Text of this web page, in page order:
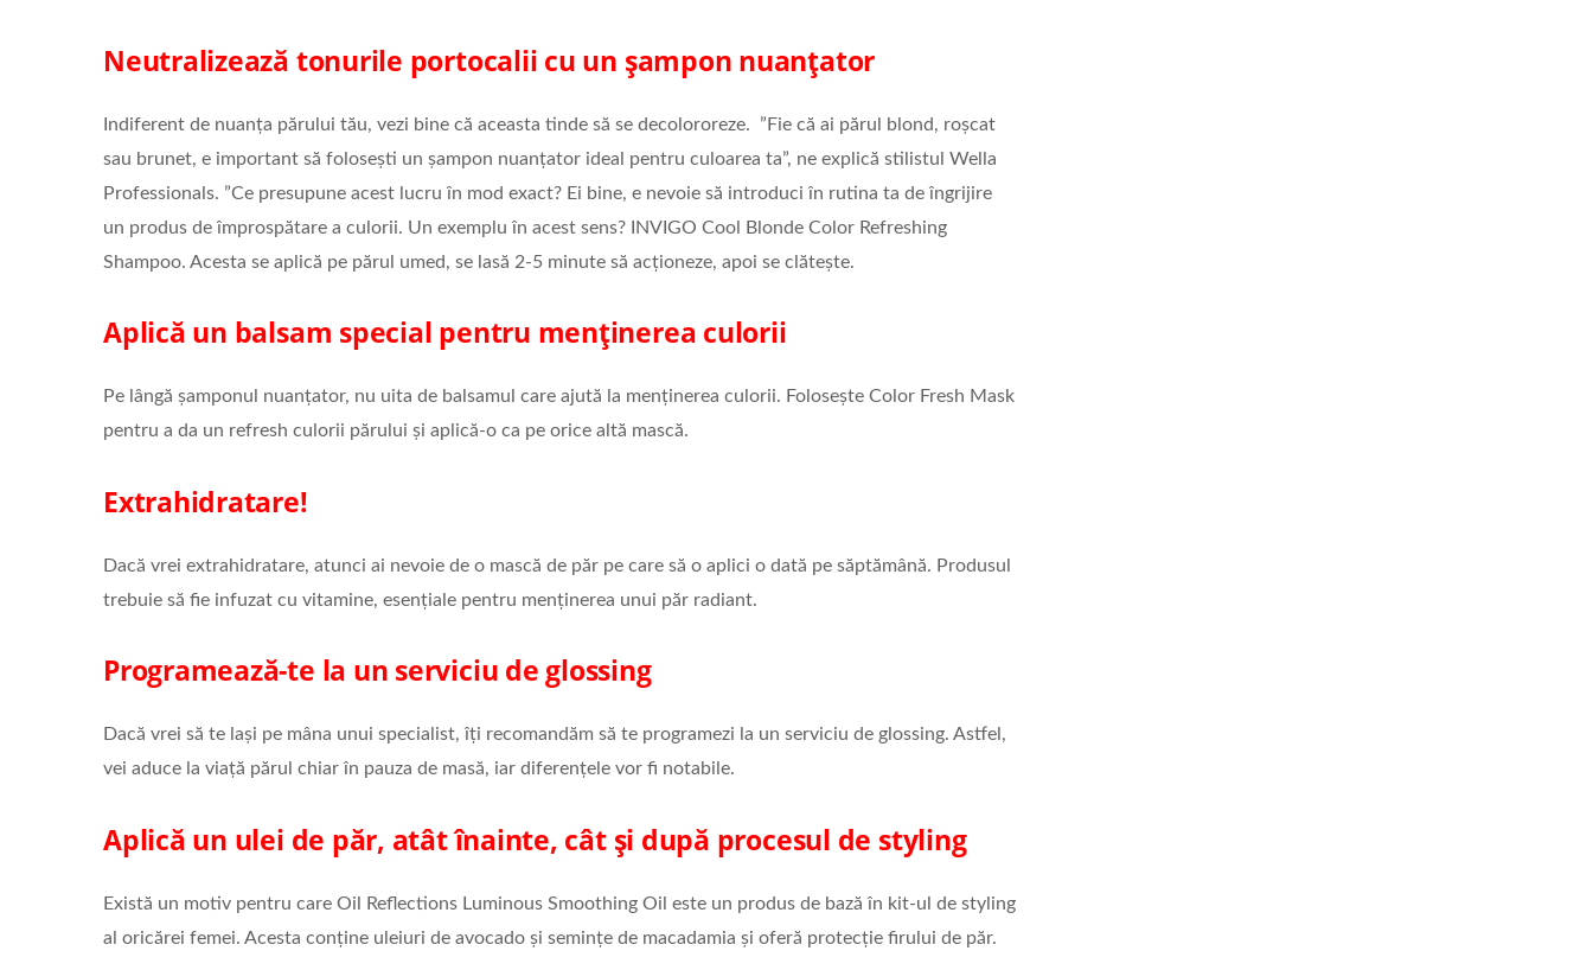
Neutralizează tonurile portocalii cu un șampon nuanțator
Indiferent de nuanța părului tău, vezi bine că aceasta tinde să se decolororeze. ”Fie că ai părul blond, roșcat
sau brunet, e important să folosești un șampon nuanțator ideal pentru culoarea ta”, ne explică stilistul Wella
Professionals. ”Ce presupune acest lucru în mod exact? Ei bine, e nevoie să introduci în rutina ta de îngrijire
un produs de împrospătare a culorii. Un exemplu în acest sens? INVIGO Cool Blonde Color Refreshing
Shampoo. Acesta se aplică pe părul umed, se lasă 2-5 minute să acționeze, apoi se clătește.
Aplică un balsam special pentru menținerea culorii
Pe lângă șamponul nuanțator, nu uita de balsamul care ajută la menținerea culorii. Folosește Color Fresh Mask
pentru a da un refresh culorii părului și aplică-o ca pe orice altă mască.
Extrahidratare!
Dacă vrei extrahidratare, atunci ai nevoie de o mască de păr pe care să o aplici o dată pe săptămână. Produsul
trebuie să fie infuzat cu vitamine, esențiale pentru menținerea unui păr radiant.
Programează-te la un serviciu de glossing
Dacă vrei să te lași pe mâna unui specialist, îți recomandăm să te programezi la un serviciu de glossing. Astfel,
vei aduce la viață părul chiar în pauza de masă, iar diferențele vor fi notabile.
Aplică un ulei de păr, atât înainte, cât și după procesul de styling
Există un motiv pentru care Oil Reflections Luminous Smoothing Oil este un produs de bază în kit-ul de styling
al oricărei femei. Acesta conține uleiuri de avocado și semințe de macadamia și oferă protecție firului de păr.